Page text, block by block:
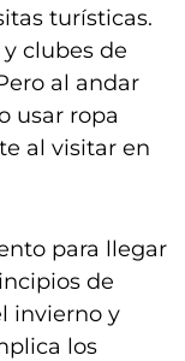
turísticas.
clubes de
al andar
usar ropa
al visitar en
para llegar
de
invierno y
los